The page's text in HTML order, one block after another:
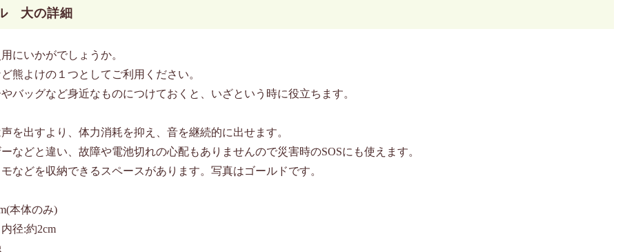
大の詳細
にいかがでしょうか。
熊よけの１つとしてご利用ください。
バッグなど身近なものにつけておくと、いざという時に役立ちます。
を出すより、体力消耗を抑え、音を継続的に出せます。
などと違い、故障や電池切れの心配もありませんので災害時のSOSにも使えます。
などを収納できるスペースがあります。写真はゴールドです。
本体のみ)
径:約2cm